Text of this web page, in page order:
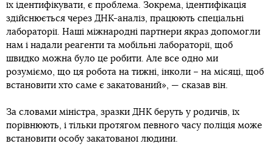
їх ідентифікувати, є проблема. Зокрема, ідентифікація
здійснюється через ДНК-аналіз, працюють спеціальні
лабораторії. Наші міжнародні партнери якраз допомогли
нам і надали реагенти та мобільні лабораторії, щоб
швидко можна було це робити. Але все одно ми
розуміємо, що ця робота на тижні, інколи – на місяці, щоб
встановити хто саме є закатований», — сказав він.
За словами міністра, зразки ДНК беруть у родичів, їх
порівнюють, і тільки протягом певного часу поліція може
встановити особу закатованої людини.